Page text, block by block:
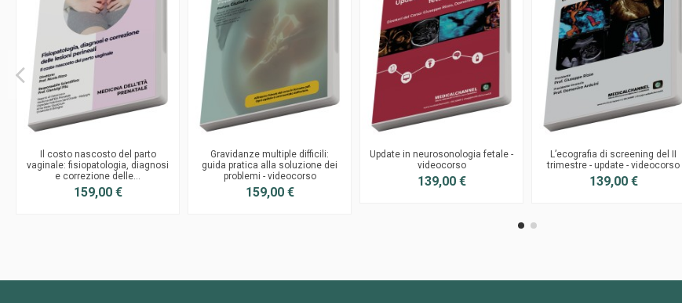
Il costo nascosto del parto
vaginale: fisiopatologia, diagnosi
e correzione delle...
159,00 €
Gravidanze multiple difficili:
guida pratica alla soluzione dei
problemi - videocorso
159,00 €
Update in neurosonologia fetale -
videocorso
139,00 €
L’ecografia di screening del II
trimestre - update - videocorso
139,00 €